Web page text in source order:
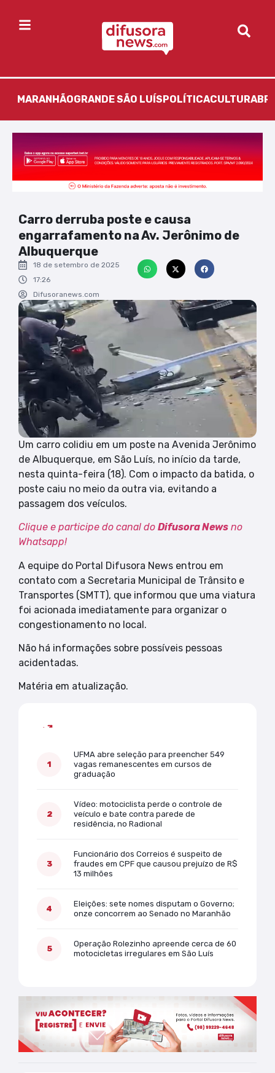
MARANHÃOGRANDE SÃO LUÍS POLÍTICACULTURA
Carro derruba poste e causa
engarrafamento na Av. Jerônimo de
Albuquerque
18 de setembro de 2025
17:26
Difusoranews.com
Um carro colidiu em um poste na Avenida Jerônimo
de Albuquerque, em São Luís, no início da tarde,
nesta quinta-feira (18). Com o impacto da batida, o
poste caiu no meio da outra via, evitando a
passagem dos veículos.
Clique e participe do canal do Difusora News no
Whatsapp!
A equipe do Portal Difusora News entrou em
contato com a Secretaria Municipal de Trânsito e
Transportes (SMTT), que informou que uma viatura
foi acionada imediatamente para organizar o
congestionamento no local.
Não há informações sobre possíveis pessoas
acidentadas.
Matéria em atualização.
UFMA abre seleção para preencher 549
vagas remanescentes em cursos de
graduação
Vídeo: motociclista perde o controle de
veículo e bate contra parede de
residência, no Radional
Funcionário dos Correios é suspeito de
fraudes em CPF que causou prejuízo de R$
13 milhões
Eleições: sete nomes disputam o Governo;
onze concorrem ao Senado no Maranhão
Operação Rolezinho apreende cerca de 60
motocicletas irregulares em São Luís